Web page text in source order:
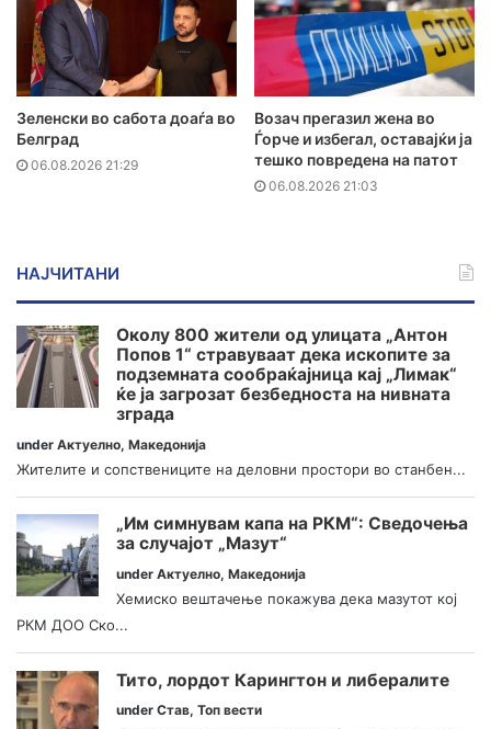
Зеленски во сабота доаѓа во
Белград
06.08.2026 21:29
Возач прегазил жена во
Ѓорче и избегал, оставајќи ја
тешко повредена на патот
06.08.2026 21:03
НАЈЧИТАНИ
Околу 800 жители од улицата „Антон
Попов 1“ стравуваат дека ископите за
подземната сообраќајница кај „Лимак“
ќе ја загрозат безбедноста на нивната
зграда
under Актуелно, Македонија
Жителите и сопствениците на деловни простори во станбен...
„Им симнувам капа на РКМ“: Сведочења
за случајот „Мазут“
under Актуелно, Македонија
Хемиско вештачење покажува дека мазутот кој
РКМ ДОО Ско...
Тито, лордот Карингтон и либералите
under Став, Топ вести